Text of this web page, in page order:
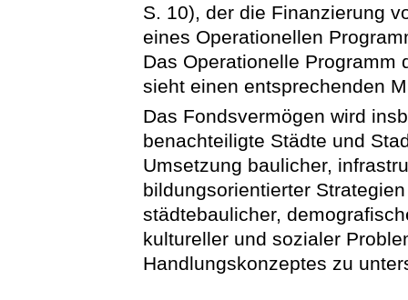
S. 10), der die Finanzierung
eines Operationellen
Das Operationelle Programm
sieht einen entsprechenden
Das Fondsvermögen wird
benachteiligte Städte und
Umsetzung baulicher,
bildungsorientierter
städtebaulicher,
kultureller und sozialer
Handlungskonzeptes zu